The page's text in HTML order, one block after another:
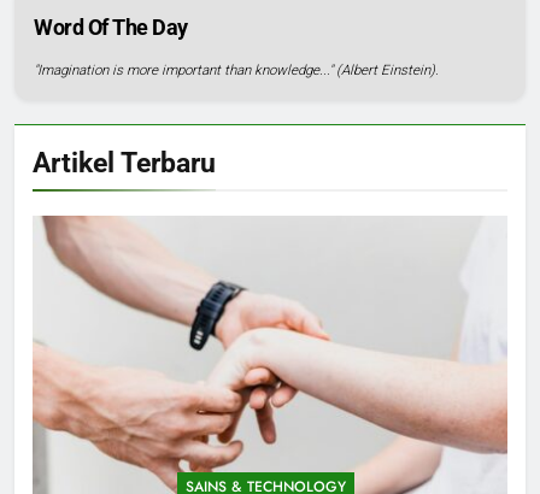
Word Of The Day
"Imagination is more important than knowledge..." (Albert Einstein).
Artikel Terbaru
SAINS & TECHNOLOGY